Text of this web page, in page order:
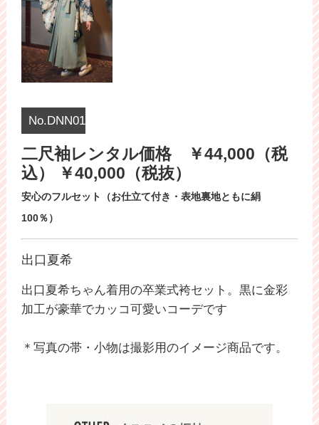
No.DNN01
二尺袖レンタル価格 ￥44,000（税
込） ￥40,000（税抜）
安心のフルセット（お仕立て付き・表地裏地ともに絹
100％）
出口夏希
出口夏希ちゃん着用の卒業式袴セット。黒に金彩
加工が豪華でカッコ可愛いコーデです
＊写真の帯・小物は撮影用のイメージ商品です。